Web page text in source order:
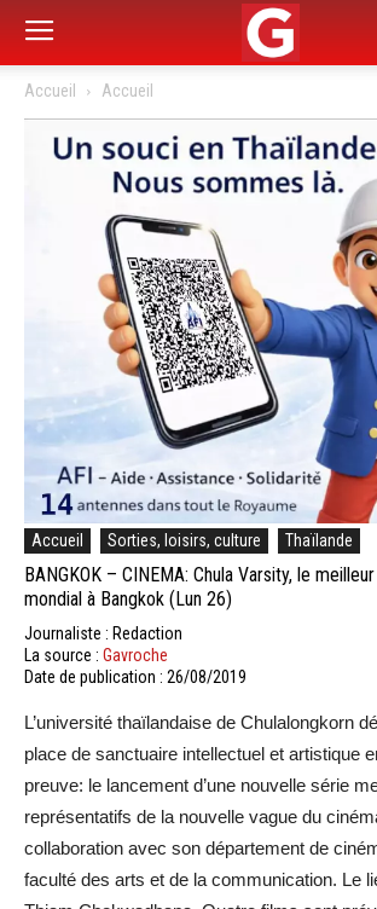
Accueil Accueil
Accueil Sorties, loisirs, culture Thaïlande
BANGKOK – CINEMA: Chula Varsity, le
mondial à Bangkok (Lun 26)
Journaliste : Redaction
La source : Gavroche
Date de publication : 26/08/2019
L’université thaïlandaise de Chulalongkorn
place de sanctuaire intellectuel et artistique
preuve: le lancement d’une nouvelle série
représentatifs de la nouvelle vague du
collaboration avec son département de
faculté des arts et de la communication. Le